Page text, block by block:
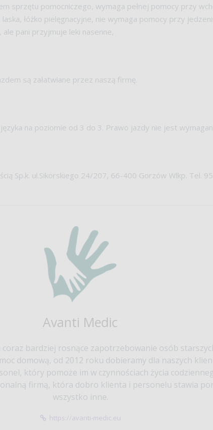
sprzętu pomocniczego, wymaga pełnej pomocy przy
łóżko pielęgnacyjne, nie wymaga pomocy przy
pani przyjmuje leki nasenne,
są załatwiane przez naszą firmę.
na poziomie od 3 do 3. Prawo jazdy nie jest
Sp.k. ul.Sikorskiego 24/207, 66-400 Gorzów Wlkp. Tel.
Avanti Medic
coraz bardziej rosnące zapotrzebowanie osób
domową, od 2012 roku dobieramy dla naszych
który pomoże im w czynnościach życia
firmą, która dobro klienta i personelu stawia
wszystko inne.
https://avanti-medic.eu